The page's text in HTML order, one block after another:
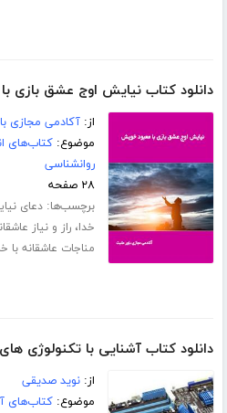
دانلود کتاب نیایش اوج عشق بازی
از:آکادمی مجازی
موضوع:کتاب‌های
روانشناسی
۲۸ صفحه
برچسب‌ها:دعای
خدا،راز و نیاز
مناجات عاشقانه با
دانلود کتاب آشنایی با تکنولوژی
از:نوید صدیقی
موضوع:کتاب‌های